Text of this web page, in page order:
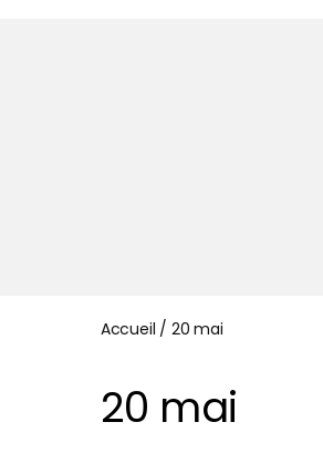
Accueil / 20 mai
20 mai